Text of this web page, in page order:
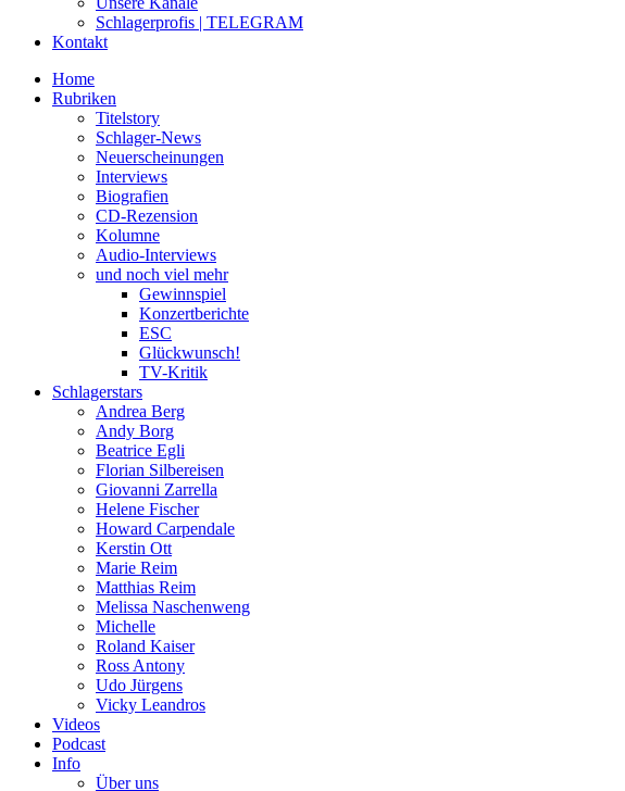
Schlagerprofis | TELEGRAM
Kontakt
Home
Rubriken
Titelstory
Schlager-News
Neuerscheinungen
Interviews
Biografien
CD-Rezension
Kolumne
Audio-Interviews
und noch viel mehr
Gewinnspiel
Konzertberichte
ESC
Glückwunsch!
TV-Kritik
Schlagerstars
Andrea Berg
Andy Borg
Beatrice Egli
Florian Silbereisen
Giovanni Zarrella
Helene Fischer
Howard Carpendale
Kerstin Ott
Marie Reim
Matthias Reim
Melissa Naschenweng
Michelle
Roland Kaiser
Ross Antony
Udo Jürgens
Vicky Leandros
Videos
Podcast
Info
Über uns